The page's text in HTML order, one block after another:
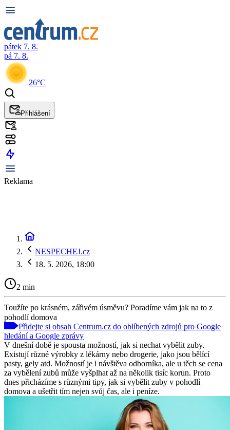
pátek 7. 8.
pá 7. 8.
26°C
Přihlášení
Reklama
NESPECHEJ.cz
18. 5. 2026, 18:00
2 min
Toužíte po krásném, zářivém úsměvu? Poradíme vám jak na to z
pohodlí domova
Přidejte si obsah Centrum.cz do oblíbených zdrojů pro Google
hledání a Google zprávy
V dnešní době je spousta možností, jak si nechat vybělit zuby.
Existují různé výrobky z lékárny nebo drogerie, jako jsou bělící
pasty, gely atd. Možností je i návštěva odborníka, ale u těch se cena
za vybělení zubů může vyšplhat až na několik tisíc korun. Proto
dnes přicházíme s různými tipy, jak si vybělit zuby v pohodlí
domova a ušetřit tím nejen svůj čas, ale i peníze.